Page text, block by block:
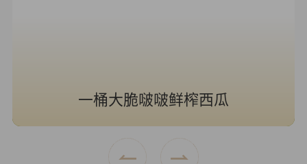
一桶大脆啵啵鲜榨西瓜